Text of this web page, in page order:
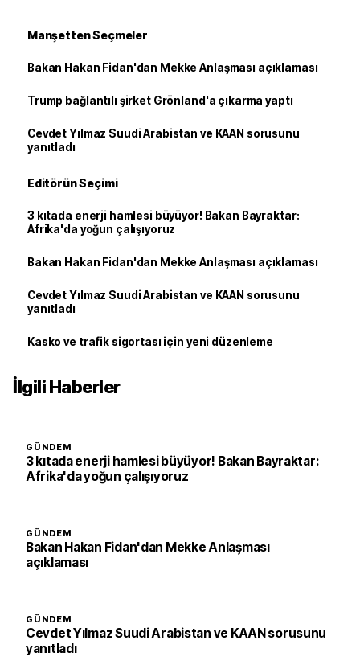
Manşetten Seçmeler
Bakan Hakan Fidan'dan Mekke Anlaşması açıklaması
Trump bağlantılı şirket Grönland'a çıkarma yaptı
Cevdet Yılmaz Suudi Arabistan ve KAAN sorusunu
yanıtladı
Editörün Seçimi
3 kıtada enerji hamlesi büyüyor! Bakan Bayraktar:
Afrika'da yoğun çalışıyoruz
Bakan Hakan Fidan'dan Mekke Anlaşması açıklaması
Cevdet Yılmaz Suudi Arabistan ve KAAN sorusunu
yanıtladı
Kasko ve trafik sigortası için yeni düzenleme
İlgili Haberler
GÜNDEM
3 kıtada enerji hamlesi büyüyor! Bakan Bayraktar:
Afrika'da yoğun çalışıyoruz
GÜNDEM
Bakan Hakan Fidan'dan Mekke Anlaşması
açıklaması
GÜNDEM
Cevdet Yılmaz Suudi Arabistan ve KAAN sorusunu
yanıtladı